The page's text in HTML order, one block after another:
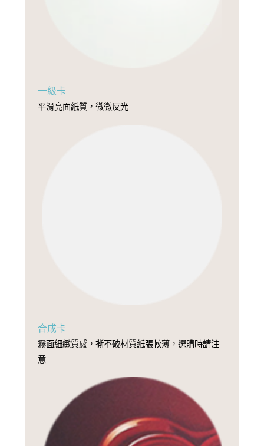
一級卡
平滑亮面紙質，微微反光
合成卡
霧面細緻質感，撕不破材質紙張較薄，選購時請注
意